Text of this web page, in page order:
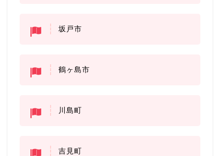
坂戸市
鶴ヶ島市
川島町
吉見町